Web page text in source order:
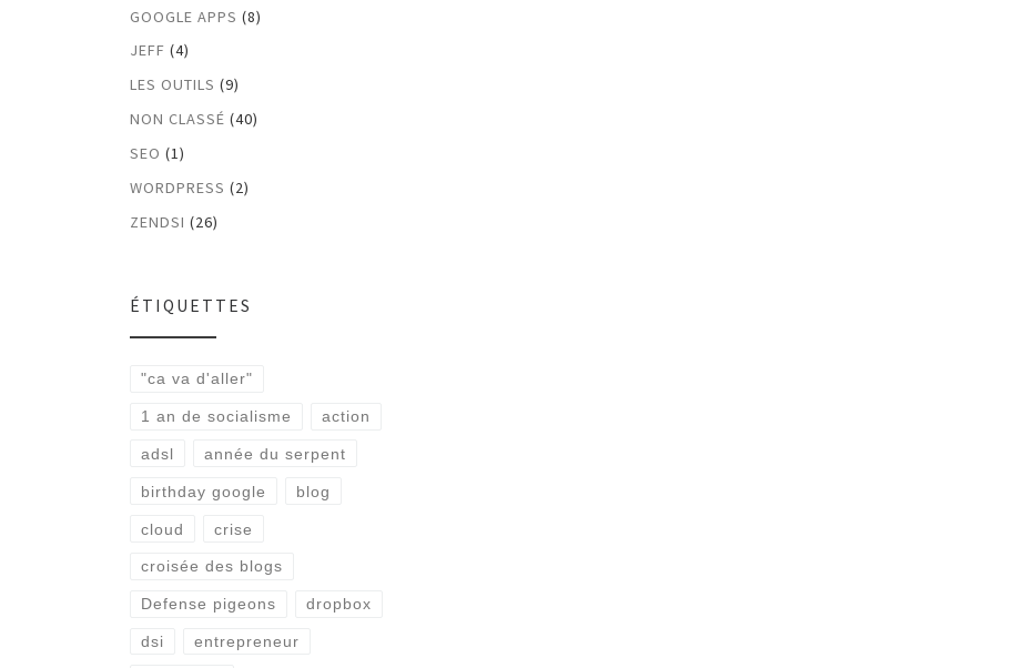
GOOGLE APPS (8)
JEFF (4)
LES OUTILS (9)
NON CLASSÉ (40)
SEO (1)
WORDPRESS (2)
ZENDSI (26)
ÉTIQUETTES
"ca va d'aller"
1 an de socialisme action
adsl année du serpent
birthday google blog
cloud crise
croisée des blogs
Defense pigeons dropbox
dsi entrepreneur